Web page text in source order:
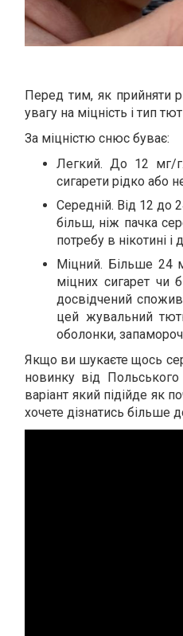
Перед тим, як прийняти
увагу на міцність і тип
За міцністю снюс буває:
Легкий. До 12 мг/
сигарети рідко або
Середній. Від 12 до
більш, ніж пачка
потребу в нікотині
Міцний. Більше 24
міцних сигарет чи
досвідчений
цей жувальний
оболонки,
Якщо ви шукаєте щось
новинку від
варіант який підійде як
хочете дізнатись більше